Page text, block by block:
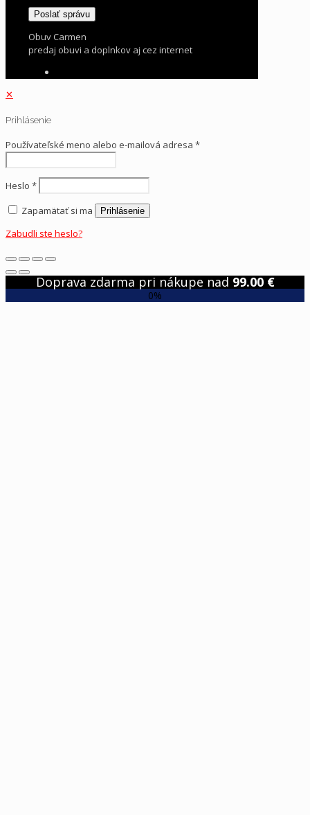
Obuv Carmen
predaj obuvi a doplnkov aj cez internet
✕
Prihlásenie
Používateľské meno alebo e-mailová adresa *
Heslo *
Zapamätať si ma
Prihlásenie
Zabudli ste heslo?
Doprava zdarma pri nákupe nad 99.00 €
0%